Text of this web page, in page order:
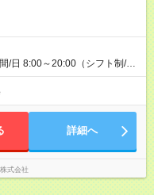
関係 1日150個配達×25日勤務
/日 8:00～20:00（シフト制/実
では週4も有り） ※配達状況に
※案件により多少の前後あり
詳細へ
式会社